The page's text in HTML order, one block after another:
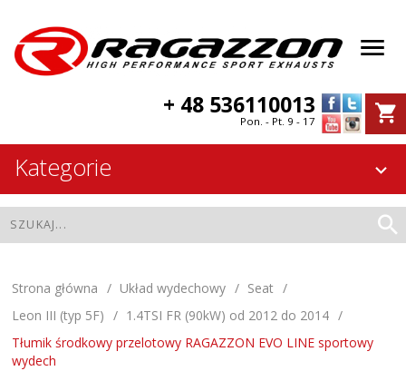
+ 48 536110013
Pon. - Pt. 9 - 17
Kategorie
Strona główna Układ wydechowy
Seat
Leon III (typ 5F)
1.4TSI FR (90kW) od 2012 do 2014
Tłumik środkowy przelotowy RAGAZZON EVO LINE sportowy
wydech